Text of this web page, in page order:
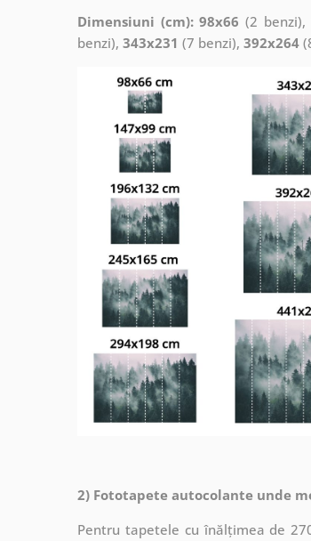
Dimensiuni (cm): 98x66 (2 benzi),
benzi), 343x231 (7 benzi), 392x264
2) Fototapete autocolante unde
Pentru tapetele cu înălțimea de